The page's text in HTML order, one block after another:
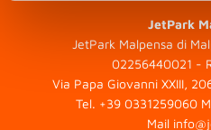
JetPark
JetPark Malpensa di
02256440021 -
Via Papa Giovanni XXIII,
Tel. +39 0331259060
Mail